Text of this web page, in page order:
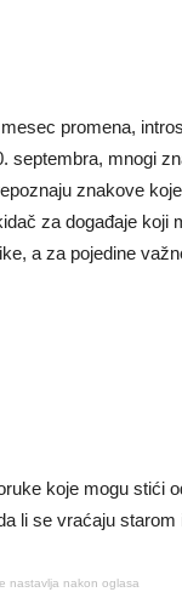
promena,
septembra, mnogi
znakove
za događaje koji
a za pojedine
koje mogu stići
li se vraćaju starom
nastavlja nakon oglasa